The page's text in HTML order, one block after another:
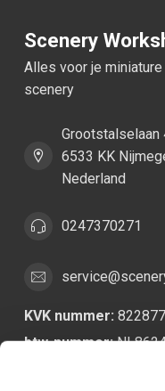
Scenery
Alles voor je
scenery
Grootstalselaan
6533 KK
Nederland
0247370271
KVK nummer:
btw-nummer: